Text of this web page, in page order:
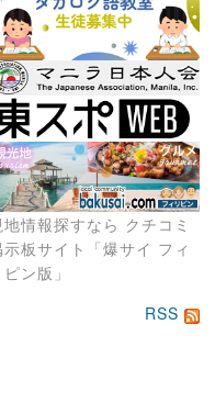
地情報探すなら クチコミ
示板サイト「爆サイ フィ
ピン版」
RSS